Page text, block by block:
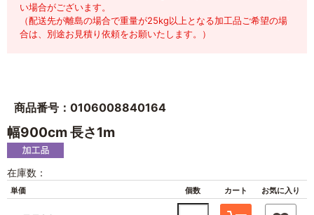
い場合がございます。
（配送先が離島の場合で重量が25kg以上となる加工品ご希望の場
合は、別途お見積り依頼をお願いたします。）
商品番号：0106008840164
幅900cm 長さ1m
在庫数：
単価 個数 カート お気に入り